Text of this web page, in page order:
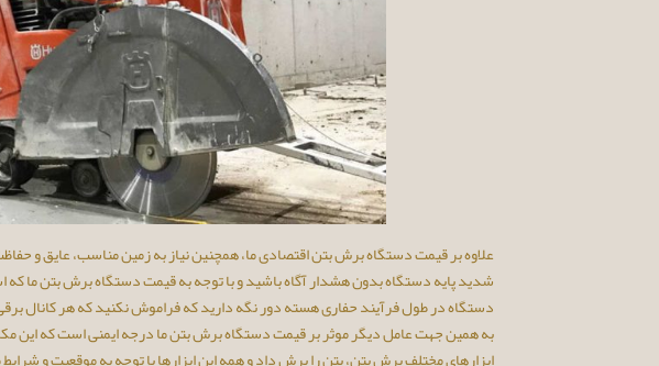
علاوه بر قیمت دستگاه برش بتن اقتصادی ما، همچنین نیاز به زمین مناسب، عایق و
شدید پایه دستگاه بدون هشدار آگاه باشید و با توجه به قیمت دستگاه برش بتن ما که
دستگاه در طول فرآیند حفاری هسته دور نگه دارید که فراموش نکنید که هر کانال
به همین جهت عامل دیگر موثر بر قیمت دستگاه برش بتن ما درجه ایمنی است که این
ابزارهای مختلف برش بتن، بتن را برش داد و همه این ابزارها با توجه به موقعیت و